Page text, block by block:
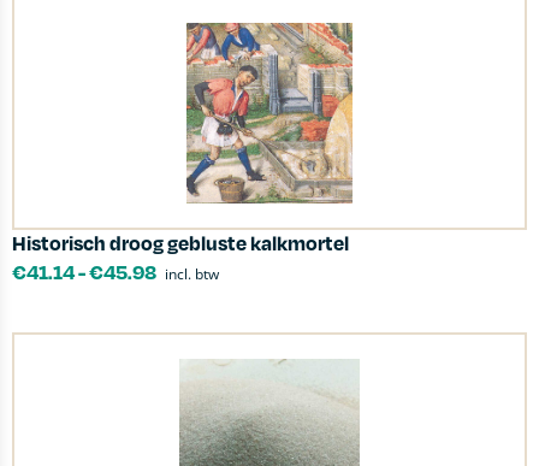
Historisch droog gebluste kalkmortel
€41.14-€45.98 incl. btw